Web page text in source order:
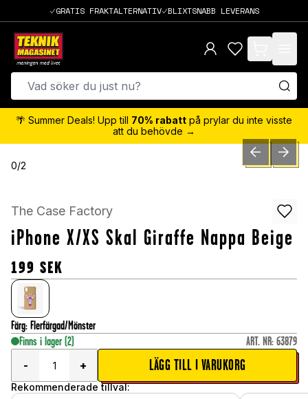
GRATIS FRAKTALTERNATIV BLIXTSNABB LEVERANS
items in cart,
🌴 Summer Deals! Upp till 70% rabatt på prylar du inte visste
att du behövde →
0/2 PREVIOUSNEXT
The Case Factory
iPhone X/XS Skal Giraffe Nappa Beige
199 SEK
Färg: Flerfärgad/Mönster
Finns i lager (2) ART. NR: 63879
-
+ LÄGG TILL I VARUKORG
Rekommenderade tillval: